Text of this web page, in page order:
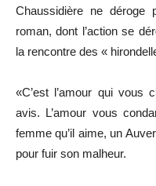
Chaussidière ne
roman, dont l’action se
la rencontre des «
«C’est l’amour qui vous
avis. L’amour vous
femme qu’il aime, un
pour fuir son malheur.